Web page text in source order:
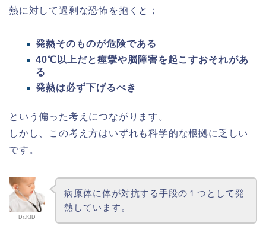
熱に対して過剰な恐怖を抱くと；
発熱そのものが危険である
40℃以上だと痙攣や脳障害を起こすおそれがあ
る
発熱は必ず下げるべき
という偏った考えにつながります。
しかし、この考え方はいずれも科学的な根拠に乏しい
です。
Dr.KID
病原体に体が対抗する手段の１つとして発
熱しています。